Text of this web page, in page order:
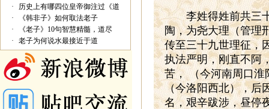
·
历史上有哪四位皇帝御注过《道
·
《韩非子》如何取法老子
·
《老子》10句智慧精髓，道尽
·
老子为何说水最接近于道
李姓得姓前共三十
陶，为尧大理（管理
传至三十九世理征，
执法严明，刚直不阿
苦， （今河南周口
（今洛阳西北），后
名，艰辛跋涉，昼停